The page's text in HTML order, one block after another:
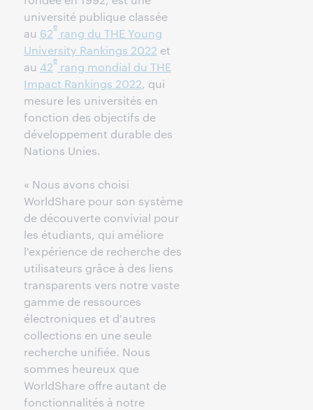
université publique classée
au 62e rang du THE Young
University Rankings 2022 et
au 42e rang mondial du THE
Impact Rankings 2022, qui
mesure les universités en
fonction des objectifs de
développement durable des
Nations Unies.
« Nous avons choisi
WorldShare pour son système
de découverte convivial pour
les étudiants, qui améliore
l'expérience de recherche des
utilisateurs grâce à des liens
transparents vers notre vaste
gamme de ressources
électroniques et d'autres
collections en une seule
recherche unifiée. Nous
sommes heureux que
WorldShare offre autant de
fonctionnalités à notre